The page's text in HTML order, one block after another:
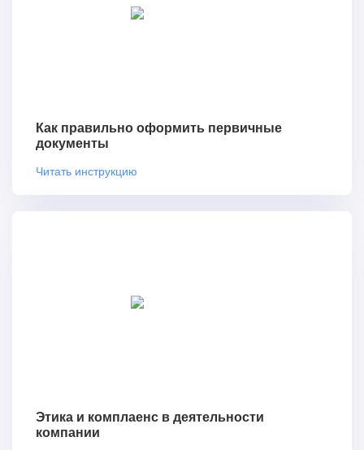
Как правильно оформить первичные
документы
Читать инструкцию
Этика и комплаенс в деятельности
компании